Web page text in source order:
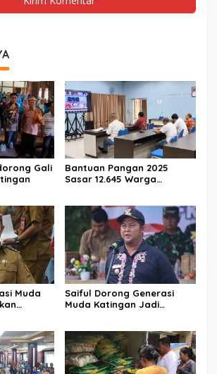
Gali
Bantuan Pangan 2025
Sasar 12.645 Warga
Muda
Saiful Dorong Generasi
Muda Katingan Jadi